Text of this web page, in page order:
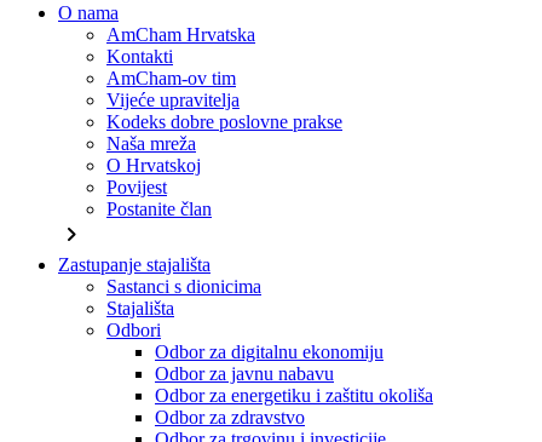
O nama
AmCham Hrvatska
Kontakti
AmCham-ov tim
Vijeće upravitelja
Kodeks dobre poslovne prakse
Naša mreža
O Hrvatskoj
Povijest
Postanite član
chevron_right
Zastupanje stajališta
Sastanci s dionicima
Stajališta
Odbori
Odbor za digitalnu ekonomiju
Odbor za javnu nabavu
Odbor za energetiku i zaštitu okoliša
Odbor za zdravstvo